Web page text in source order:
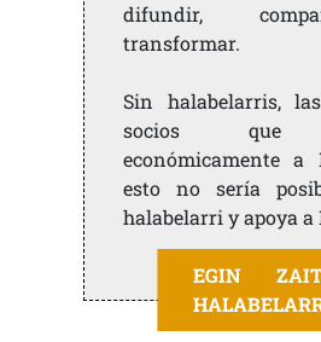
difundir,
transformar.
Sin halabelarris,
socios que
económicamente a
esto no sería
halabelarri y apoya a
EGIN